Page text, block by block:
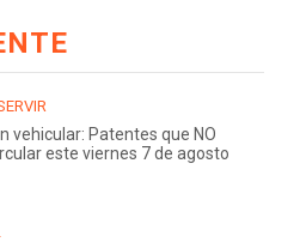
vehicular: Patentes que NO
este viernes 7 de agosto